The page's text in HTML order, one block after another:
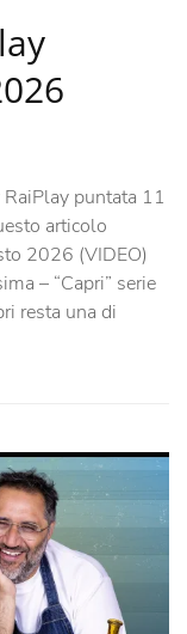
puntata 11
articolo
2026 (VIDEO)
– “Capri” serie
resta una di